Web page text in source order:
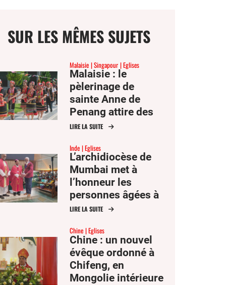
SUR LES MÊMES SUJETS
Malaisie Singapour Eglises
Malaisie : le
pèlerinage de
sainte Anne de
Penang attire des
milliers de fidèles
LIRE LA SUITE
Inde Eglises
L’archidiocèse de
Mumbai met à
l’honneur les
personnes âgées à
l’occasion de la fête
et Anne
LIRE LA SUITE
Chine Eglises
Chine : un nouvel
évêque ordonné à
Chifeng, en
Mongolie intérieure